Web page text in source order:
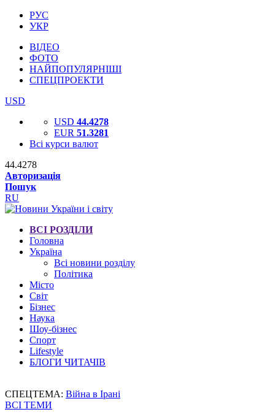
РУС
УКР
ВІДЕО
ФОТО
НАЙПОПУЛЯРНІШІ
СПЕЦПРОЕКТИ
USD
USD 44.4278
EUR 51.3281
Всі курси валют
44.4278
Авторизація
Пошук
RU
ВСІ РОЗДІЛИ
Головна
Україна
Всі новини розділу
Політика
Місто
Світ
Бізнес
Наука
Шоу-бізнес
Спорт
Lifestyle
БЛОГИ ЧИТАЧІВ
СПЕЦТЕМА: Війна в Ірані
ВСІ ТЕМИ